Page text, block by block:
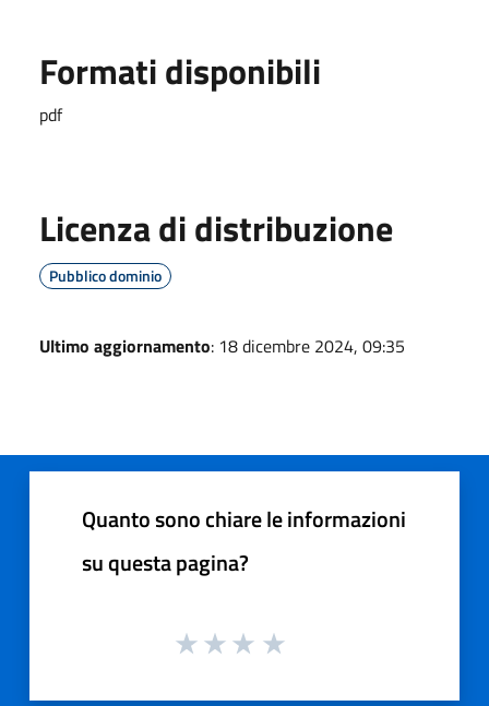
Formati disponibili
pdf
Licenza di distribuzione
Pubblico dominio
Ultimo aggiornamento: 18 dicembre 2024, 09:35
Quanto sono chiare le informazioni
su questa pagina?